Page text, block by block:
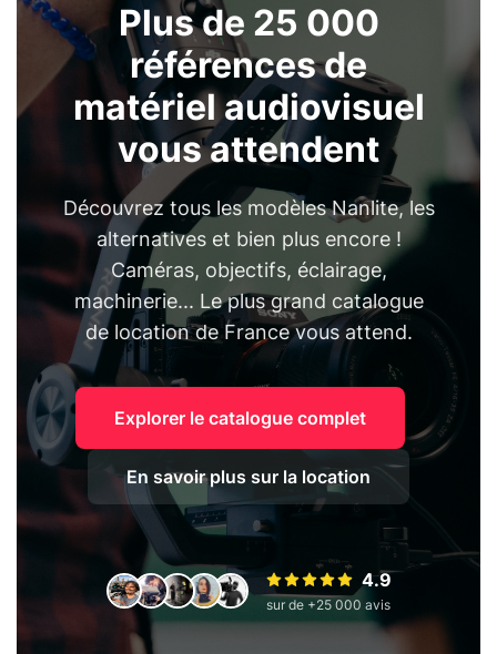
Plus de 25 000
références de
matériel audiovisuel
vous attendent
Découvrez tous les modèles Nanlite, les
alternatives et bien plus encore !
Caméras, objectifs, éclairage,
machinerie... Le plus grand catalogue
de location de France vous attend.
Explorer le catalogue complet
En savoir plus sur la location
4.9
sur de +25 000 avis